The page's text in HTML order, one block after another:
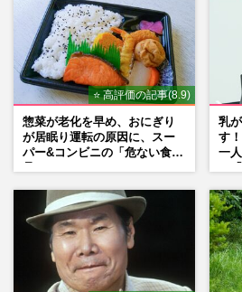
⭐ 高評価の記事(8.9)
惣菜が老化を早め、おにぎり
が居眠り運転の原因に、スー
パー&コンビニの「危ない食
乳
す
一